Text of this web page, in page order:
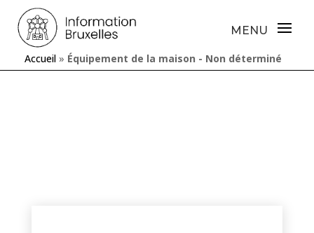
Accueil » Équipement de la maison - Non déterminé